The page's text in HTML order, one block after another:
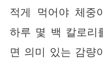
적게 먹어야 체중
하루 몇 백 칼로리
면 의미 있는 감량